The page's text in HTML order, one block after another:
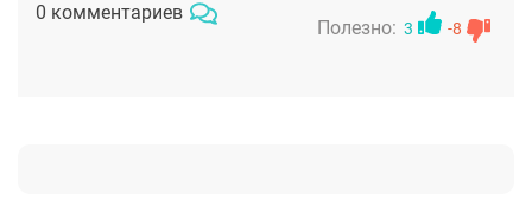
0 комментариев
Полезно: 3 -8